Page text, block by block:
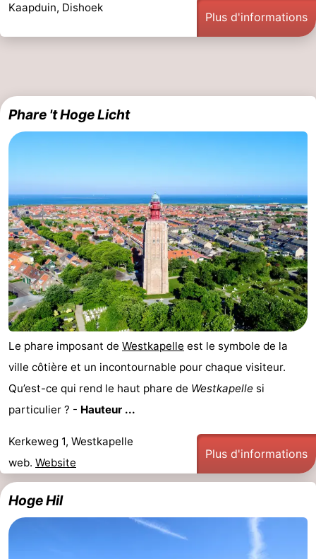
Het
Zwin
Contact
Kaapduin, Dishoek
Plus d'informations
Phare 't Hoge Licht
Le phare imposant de Westkapelle est le symbole de la
ville côtière et un incontournable pour chaque visiteur.
Qu’est-ce qui rend le haut phare de Westkapelle si
particulier ? - Hauteur ...
Kerkeweg 1, Westkapelle
web. Website
Plus d'informations
Hoge Hil